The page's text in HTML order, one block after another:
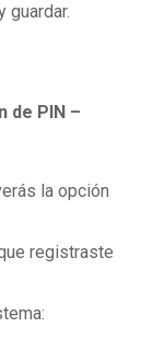
guardar.
de PIN –
la opción
registraste